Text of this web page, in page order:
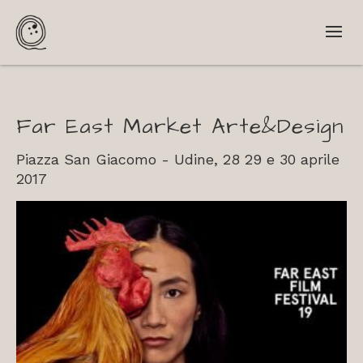
Far East Market Arte&Design
Piazza San Giacomo - Udine, 28 29 e 30 aprile
2017